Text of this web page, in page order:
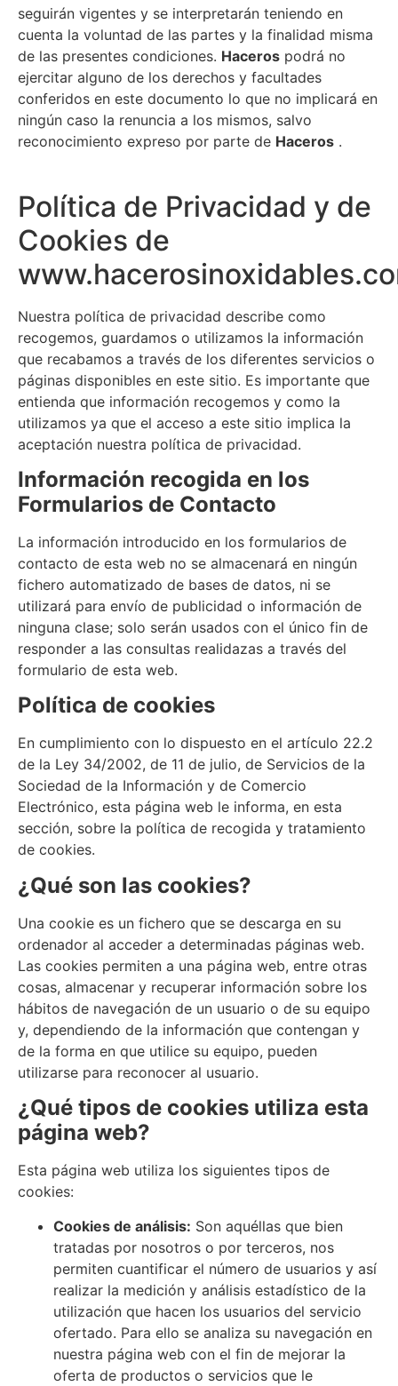
seguirán vigentes y se interpretarán teniendo en
cuenta la voluntad de las partes y la finalidad misma
de las presentes condiciones. Haceros podrá no
ejercitar alguno de los derechos y facultades
conferidos en este documento lo que no implicará en
ningún caso la renuncia a los mismos, salvo
reconocimiento expreso por parte de Haceros .
Política de Privacidad y de
Cookies de
Nuestra política de privacidad describe como
recogemos, guardamos o utilizamos la información
que recabamos a través de los diferentes servicios o
páginas disponibles en este sitio. Es importante que
entienda que información recogemos y como la
utilizamos ya que el acceso a este sitio implica la
aceptación nuestra política de privacidad.
Información recogida en los
Formularios de Contacto
La información introducido en los formularios de
contacto de esta web no se almacenará en ningún
fichero automatizado de bases de datos, ni se
utilizará para envío de publicidad o información de
ninguna clase; solo serán usados con el único fin de
responder a las consultas realidazas a través del
formulario de esta web.
Política de cookies
En cumplimiento con lo dispuesto en el artículo 22.2
de la Ley 34/2002, de 11 de julio, de Servicios de la
Sociedad de la Información y de Comercio
Electrónico, esta página web le informa, en esta
sección, sobre la política de recogida y tratamiento
de cookies.
¿Qué son las cookies?
Una cookie es un fichero que se descarga en su
ordenador al acceder a determinadas páginas web.
Las cookies permiten a una página web, entre otras
cosas, almacenar y recuperar información sobre los
hábitos de navegación de un usuario o de su equipo
y, dependiendo de la información que contengan y
de la forma en que utilice su equipo, pueden
utilizarse para reconocer al usuario.
¿Qué tipos de cookies utiliza esta
página web?
Esta página web utiliza los siguientes tipos de
cookies:
Cookies de análisis: Son aquéllas que bien
tratadas por nosotros o por terceros, nos
permiten cuantificar el número de usuarios y así
realizar la medición y análisis estadístico de la
utilización que hacen los usuarios del servicio
ofertado. Para ello se analiza su navegación en
nuestra página web con el fin de mejorar la
oferta de productos o servicios que le